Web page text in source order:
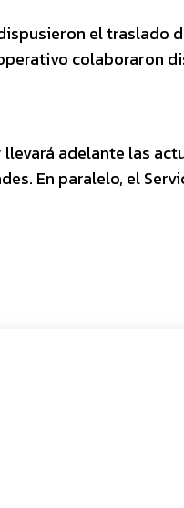
el traslado
colaboraron
adelante las
En paralelo, el